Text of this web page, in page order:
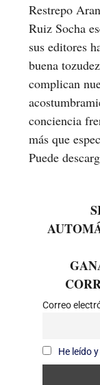
Restrepo
Ruiz Socha
sus editores
buena
complican
conciencia
más que
Puede
Correo
He leído